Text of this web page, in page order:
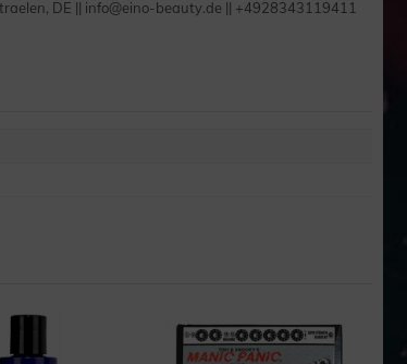
DE || info@eino-beauty.de || +4928343119411